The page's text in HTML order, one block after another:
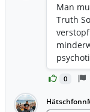
0
Man
Truth